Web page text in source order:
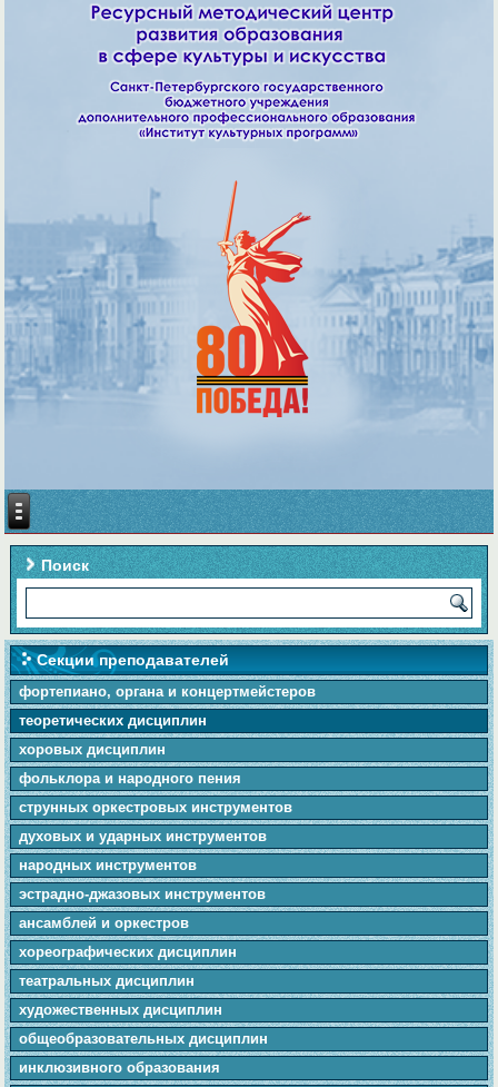
Поиск
Секции преподавателей
фортепиано, органа и концертмейстеров
теоретических дисциплин
хоровых дисциплин
фольклора и народного пения
cтpунныx оркестровых инструментов
духовых и ударных инструментов
народных инструментов
эстрадно-джазовых инструментов
ансамблей и оркестров
хореографических дисциплин
театральных дисциплин
художественных дисциплин
общеобразовательных дисциплин
инклюзивного образования